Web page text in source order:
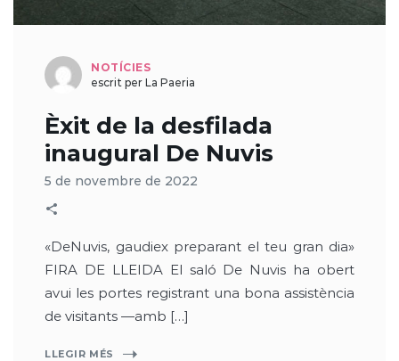
NOTÍCIES
escrit per La Paeria
Èxit de la desfilada
inaugural De Nuvis
5 de novembre de 2022
«DeNuvis, gaudiex preparant el teu gran dia»
FIRA DE LLEIDA El saló De Nuvis ha obert
avui les portes registrant una bona assistència
de visitants —amb […]
LLEGIR MÉS